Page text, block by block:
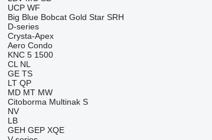
UCP WF
Big Blue Bobcat Gold Star SRH
D-series
Crysta-Apex
Aero Condo
KNC 5 1500
CL NL
GE TS
LT QP
MD MT MW
Citoborma Multinak S
NV
LB
GEH GEP XQE